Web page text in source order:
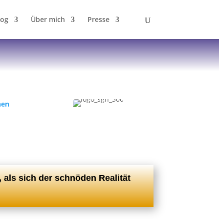
Über mich Presse
als sich der schnöden Realität